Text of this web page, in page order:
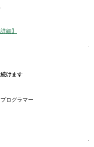
詳細】
.
けます
ログラマー
.